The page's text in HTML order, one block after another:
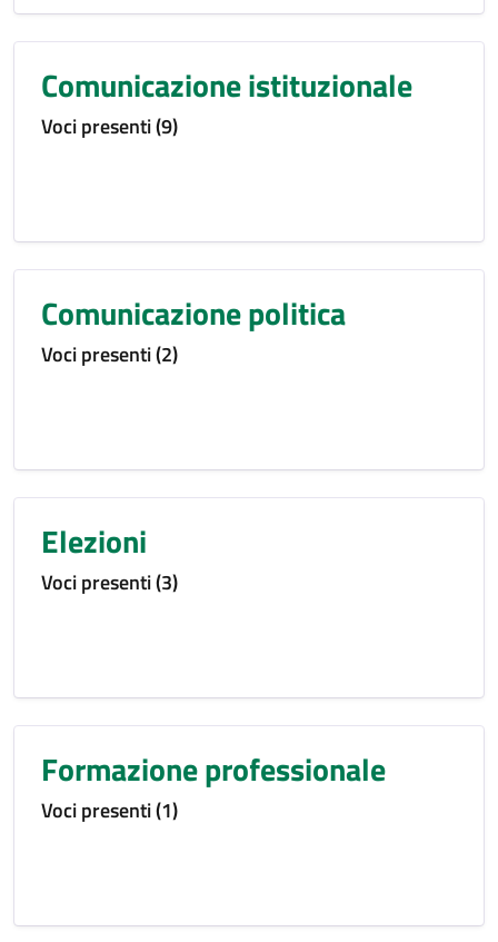
Comunicazione istituzionale
Voci presenti (9)
Comunicazione politica
Voci presenti (2)
Elezioni
Voci presenti (3)
Formazione professionale
Voci presenti (1)